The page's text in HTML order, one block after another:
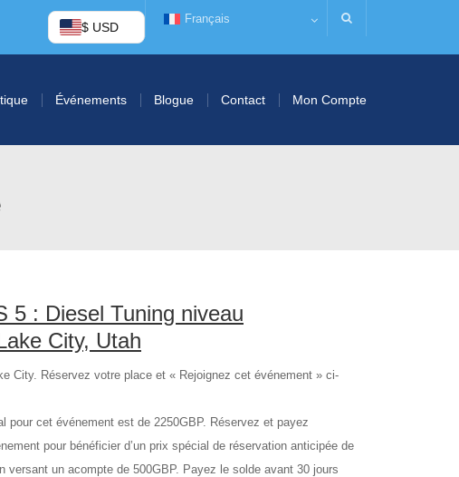
$ USD
Français
Événements Blogue Contact Mon Compte
5 : Diesel Tuning niveau
City, Utah
City. Réservez votre place et « Rejoignez cet événement » ci-
pour cet événement est de 2250GBP. Réservez et payez
pour bénéficier d’un prix spécial de réservation anticipée de
versant un acompte de 500GBP. Payez le solde avant 30 jours